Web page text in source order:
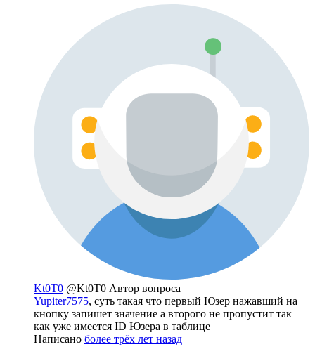
Kt0T0 @Kt0T0 Автор вопроса
Yupiter7575, суть такая что первый Юзер нажавший на
кнопку запишет значение а второго не пропустит так
как уже имеется ID Юзера в таблице
Написано более трёх лет назад